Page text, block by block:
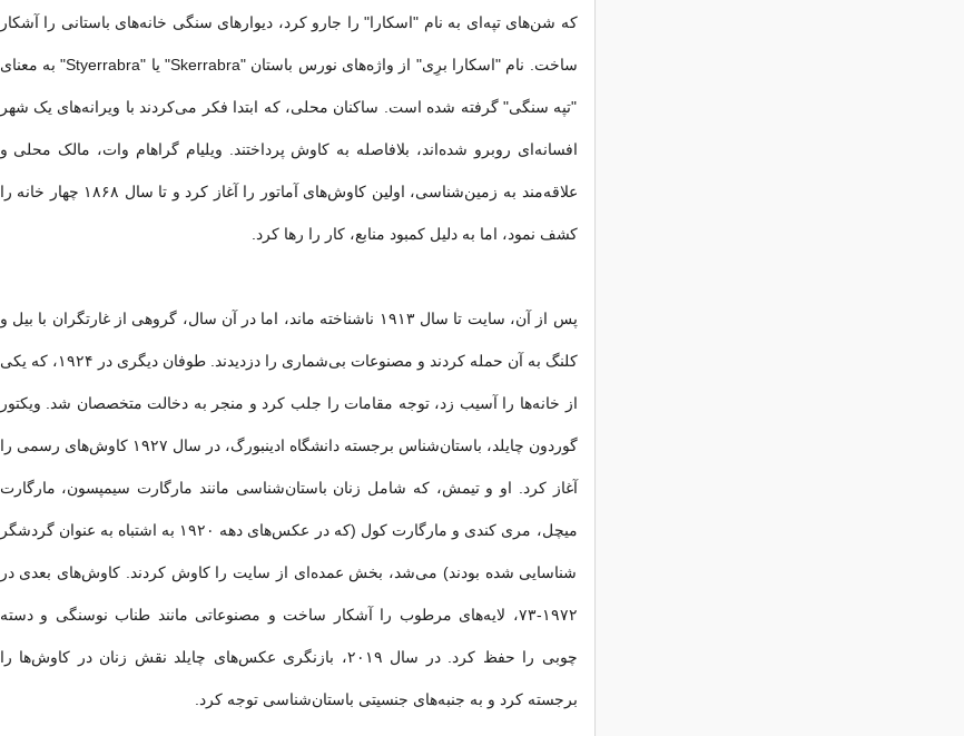
که شن‌های تپه‌ای به نام "اسکارا" را جارو کرد، دیوارهای سنگی خانه‌های باستانی را آشکار
ساخت. نام "اسکارا برِی" از واژه‌های نورس باستان "Skerrabra" یا "Styerrabra" به معنای
"تپه سنگی" گرفته شده است. ساکنان محلی، که ابتدا فکر می‌کردند با ویرانه‌های یک شهر
افسانه‌ای روبرو شده‌اند، بلافاصله به کاوش پرداختند. ویلیام گراهام وات، مالک محلی و
علاقه‌مند به زمین‌شناسی، اولین کاوش‌های آماتور را آغاز کرد و تا سال ۱۸۶۸ چهار خانه را
کشف نمود، اما به دلیل کمبود منابع، کار را رها کرد.
پس از آن، سایت تا سال ۱۹۱۳ ناشناخته ماند، اما در آن سال، گروهی از غارتگران با بیل و
کلنگ به آن حمله کردند و مصنوعات بی‌شماری را دزدیدند. طوفان دیگری در ۱۹۲۴، که یکی
از خانه‌ها را آسیب زد، توجه مقامات را جلب کرد و منجر به دخالت متخصصان شد. ویکتور
گوردون چایلد، باستان‌شناس برجسته دانشگاه ادینبورگ، در سال ۱۹۲۷ کاوش‌های رسمی را
آغاز کرد. او و تیمش، که شامل زنان باستان‌شناسی مانند مارگارت سیمپسون، مارگارت
میچل، مری کندی و مارگارت کول (که در عکس‌های دهه ۱۹۲۰ به اشتباه به عنوان گردشگر
شناسایی شده بودند) می‌شد، بخش عمده‌ای از سایت را کاوش کردند. کاوش‌های بعدی در
۱۹۷۲-۷۳، لایه‌های مرطوب را آشکار ساخت و مصنوعاتی مانند طناب نوسنگی و دسته
چوبی را حفظ کرد. در سال ۲۰۱۹، بازنگری عکس‌های چایلد نقش زنان در کاوش‌ها را
برجسته کرد و به جنبه‌های جنسیتی باستان‌شناسی توجه کرد.